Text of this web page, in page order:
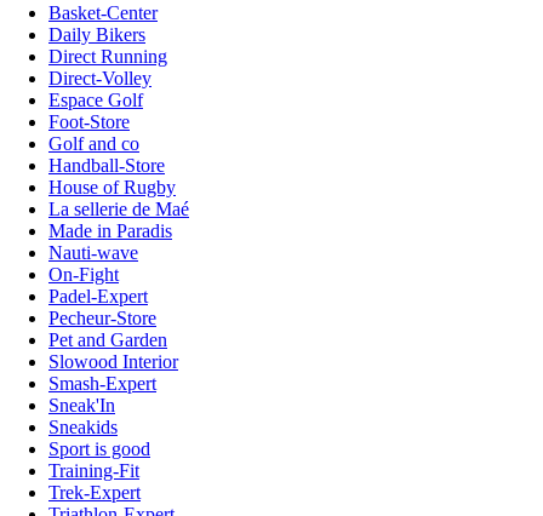
Basket-Center
Daily Bikers
Direct Running
Direct-Volley
Espace Golf
Foot-Store
Golf and co
Handball-Store
House of Rugby
La sellerie de Maé
Made in Paradis
Nauti-wave
On-Fight
Padel-Expert
Pecheur-Store
Pet and Garden
Slowood Interior
Smash-Expert
Sneak'In
Sneakids
Sport is good
Training-Fit
Trek-Expert